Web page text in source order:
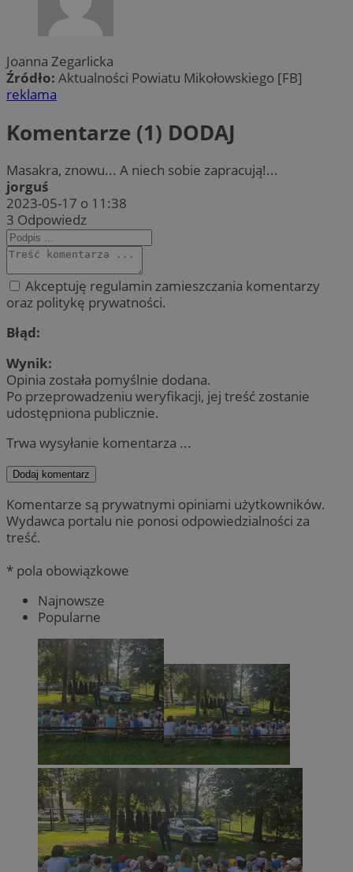
Joanna Zegarlicka
Źródło: Aktualności Powiatu Mikołowskiego [FB]
reklama
Komentarze (1) DODAJ
Masakra, znowu... A niech sobie zapracują!...
jorguś
2023-05-17 o 11:38
3 Odpowiedz
Akceptuję regulamin zamieszczania komentarzy
oraz politykę prywatności.
Błąd:
Wynik:
Opinia została pomyślnie dodana.
Po przeprowadzeniu weryfikacji, jej treść zostanie
udostępniona publicznie.
Trwa wysyłanie komentarza ...
Dodaj komentarz
Komentarze są prywatnymi opiniami użytkowników.
Wydawca portalu nie ponosi odpowiedzialności za
treść.
* pola obowiązkowe
Najnowsze
Popularne